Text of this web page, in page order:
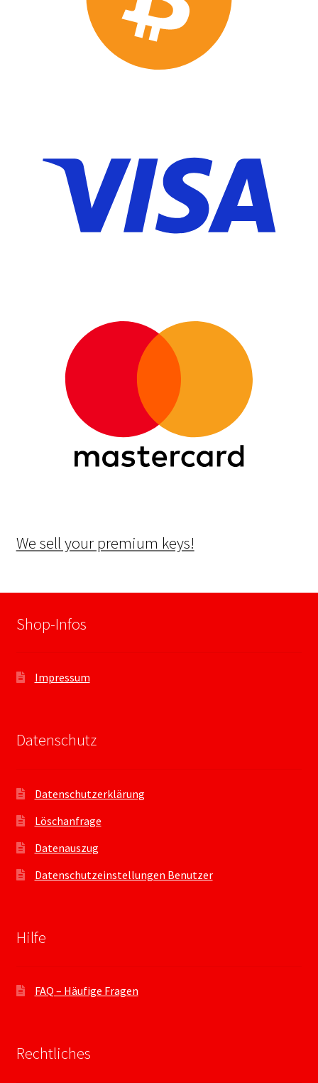
We sell your premium keys!
Shop-Infos
Impressum
Datenschutz
Datenschutzerklärung
Löschanfrage
Datenauszug
Datenschutzeinstellungen Benutzer
Hilfe
FAQ – Häufige Fragen
Rechtliches